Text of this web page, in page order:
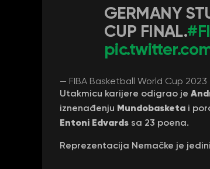
GERMANY
CUP FINAL.
— FIBA Basketball World Cup 2023
Utakmicu karijere odigrao je
iznenađenju Mundobasketa i
Entoni Edvards sa 23 poena.
Reprezentacija Nemačke je